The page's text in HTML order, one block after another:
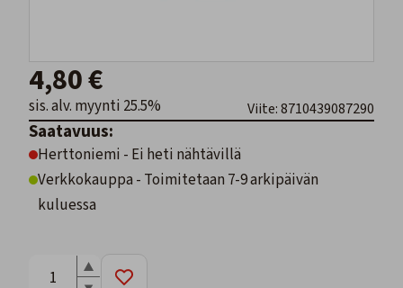
4,80 €
sis. alv. myynti 25.5% Viite: 8710439087290
Saatavuus:
Herttoniemi - Ei heti nähtävillä
Verkkokauppa - Toimitetaan 7-9 arkipäivän
kuluessa